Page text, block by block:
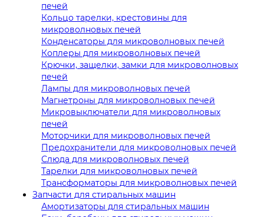
печей
Кольцо тарелки, крестовины для
микроволновых печей
Конденсаторы для микроволновых печей
Коплеры для микроволновых печей
Крючки, защелки, замки для микроволновых
печей
Лампы для микроволновых печей
Магнетроны для микроволновых печей
Микровыключатели для микроволновых
печей
Моторчики для микроволновых печей
Предохранители для микроволновых печей
Слюда для микроволновых печей
Тарелки для микроволновых печей
Трансформаторы для микроволновых печей
Запчасти для стиральных машин
Амортизаторы для стиральных машин